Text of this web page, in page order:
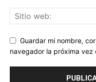
Guardar mi nombre,
navegador la próxima vez